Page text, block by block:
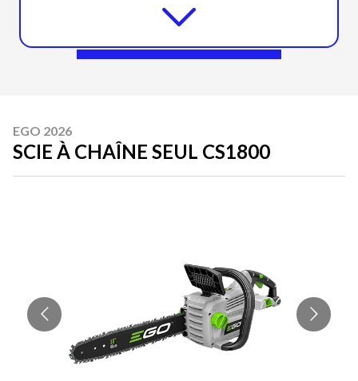
EGO 2026
SCIE À CHAÎNE SEUL CS1800